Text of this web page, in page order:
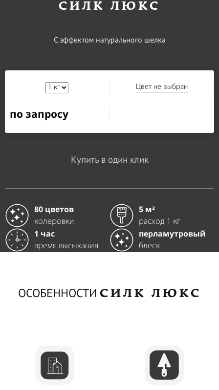
СИЛК ЛЮКС
С эффектом натурального шелка
Цвет не выбран
по запросу
Купить в один клик
80 цветов
колеровки
5 м²
расход 1 кг
1 час
время высыхания
перламутровый
блеск
ОСОБЕННОСТИ СИЛК ЛЮКС